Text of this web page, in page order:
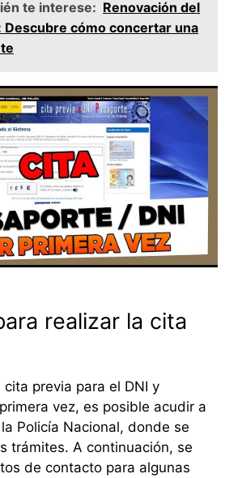
te interese: Renovación del
Descubre cómo concertar una
realizar la cita
cita previa para el DNI y
vez, es posible acudir a
Policía Nacional, donde se
trámites. A continuación, se
de contacto para algunas